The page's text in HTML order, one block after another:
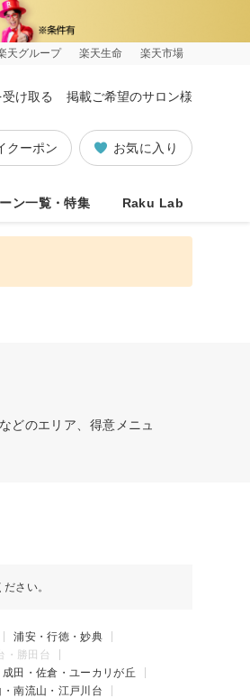
天グループ 楽天生命 楽天市場
け取る 掲載ご希望のサロン様
お気に入り
クーポン
ン一覧・特集 Raku Lab
どのエリア、得意メニュ
さい。
浦安・行徳・妙典
・勝田台
成田・佐倉・ユーカリが丘
・南流山・江戸川台